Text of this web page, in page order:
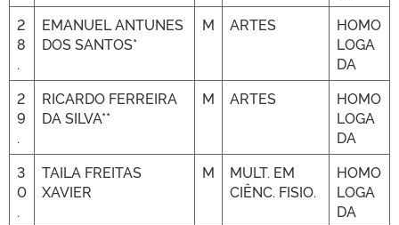
2
8
.
EMANUEL ANTUNES
DOS SANTOS*
M ARTES
HOMO
LOGA
DA
2
9
.
RICARDO FERREIRA
DA SILVA**
M ARTES
HOMO
LOGA
DA
3
0
.
TAILA FREITAS
XAVIER
M
MULT. EM
CIÊNC. FISIO.
HOMO
LOGA
DA